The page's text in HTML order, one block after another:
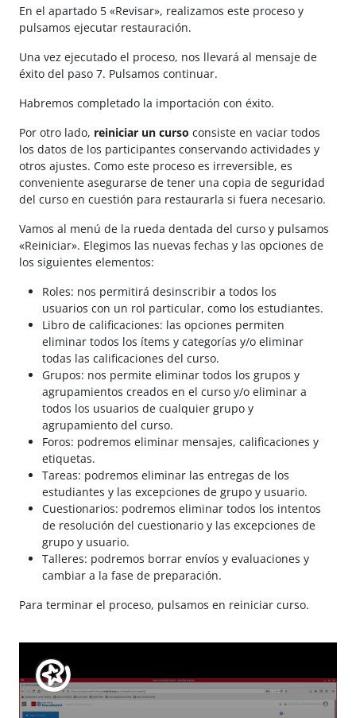
En el apartado 5 «Revisar», realizamos este proceso y
pulsamos ejecutar restauración.
Una vez ejecutado el proceso, nos llevará al mensaje de
éxito del paso 7. Pulsamos continuar.
Habremos completado la importación con éxito.
Por otro lado, reiniciar un curso consiste en vaciar todos
los datos de los participantes conservando actividades y
otros ajustes. Como este proceso es irreversible, es
conveniente asegurarse de tener una copia de seguridad
del curso en cuestión para restaurarla si fuera necesario.
Vamos al menú de la rueda dentada del curso y pulsamos
«Reiniciar». Elegimos las nuevas fechas y las opciones de
los siguientes elementos:
Roles: nos permitirá desinscribir a todos los
usuarios con un rol particular, como los estudiantes.
Libro de calificaciones: las opciones permiten
eliminar todos los ítems y categorías y/o eliminar
todas las calificaciones del curso.
Grupos: nos permite eliminar todos los grupos y
agrupamientos creados en el curso y/o eliminar a
todos los usuarios de cualquier grupo y
agrupamiento del curso.
Foros: podremos eliminar mensajes, calificaciones y
etiquetas.
Tareas: podremos eliminar las entregas de los
estudiantes y las excepciones de grupo y usuario.
Cuestionarios: podremos eliminar todos los intentos
de resolución del cuestionario y las excepciones de
grupo y usuario.
Talleres: podremos borrar envíos y evaluaciones y
cambiar a la fase de preparación.
Para terminar el proceso, pulsamos en reiniciar curso.